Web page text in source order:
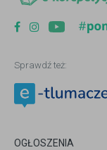
Sprawdź też:
OGŁOSZENIA